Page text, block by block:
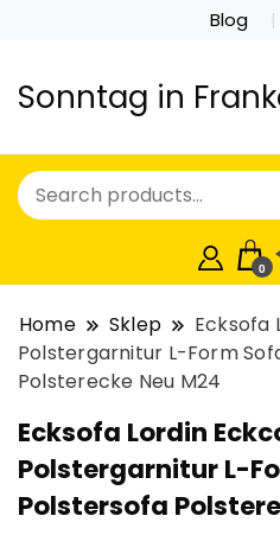
Blog
Sonntag in
0
Home Sklep
Ecksofa
Polstergarnitur L-Form
Polsterecke Neu M24
Ecksofa Lordin
Polstergarnitur L-
Polstersofa